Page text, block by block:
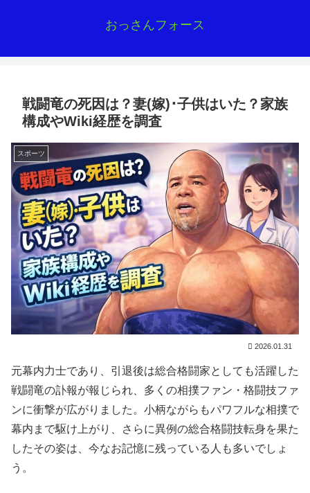
おっさんフォース
戦闘竜の死因は？妻(嫁)･子供はいた？家族
構成やWiki経歴を調査
スポーツ
2026.01.31
元幕内力士であり、引退後は総合格闘家としても活躍した
戦闘竜の訃報が報じられ、多くの相撲ファン・格闘技ファ
ンに衝撃が広がりました。小柄ながらもパワフルな相撲で
幕内まで駆け上がり、さらに異例の総合格闘技転身を果た
したその姿は、今なお記憶に残っている人も多いでしょ
う。